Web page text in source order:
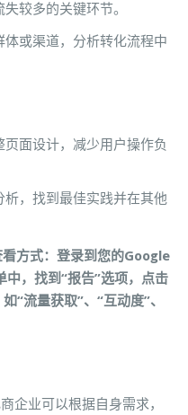
较多的关键环节。
体或渠道，分析转化流程中
面设计，减少用户操作负
，找到最佳实践并在其他
方式：登录到您的Google
，找到“报告”选项，点击
“流量获取”、“互动度”、
企业可以根据自身需求，